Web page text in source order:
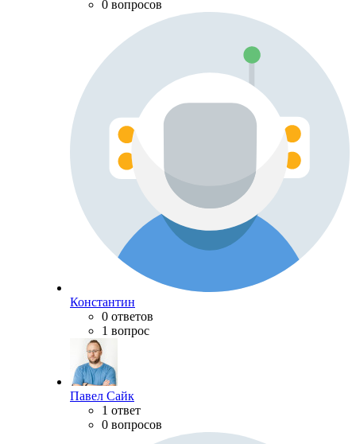
0 вопросов
Константин
0 ответов
1 вопрос
Павел Сайк
1 ответ
0 вопросов